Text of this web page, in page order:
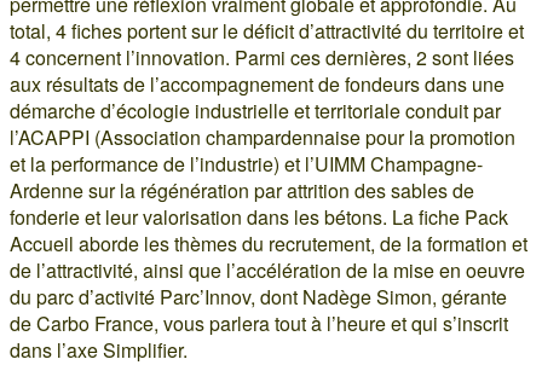
total, 4 fiches portent sur le déficit d’attractivité du territoire et
4 concernent l’innovation. Parmi ces dernières, 2 sont liées
aux résultats de l’accompagnement de fondeurs dans une
démarche d’écologie industrielle et territoriale conduit par
l’ACAPPI (Association champardennaise pour la promotion
et la performance de l’industrie) et l’UIMM Champagne-
Ardenne sur la régénération par attrition des sables de
fonderie et leur valorisation dans les bétons. La fiche Pack
Accueil aborde les thèmes du recrutement, de la formation et
de l’attractivité, ainsi que l’accélération de la mise en oeuvre
du parc d’activité Parc’Innov, dont Nadège Simon, gérante
de Carbo France, vous parlera tout à l’heure et qui s’inscrit
dans l’axe Simplifier.